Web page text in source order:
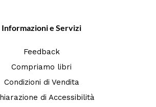
Informazioni e Servizi
Feedback
Compriamo libri
Condizioni di Vendita
di Accessibilità